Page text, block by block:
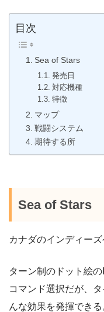
目次
Sea of Stars
発売日
対応機種
特徴
マップ
戦闘システム
期待する所
Sea of Stars
カナダのインディー
ターン制のドット絵の
コマンド選択だが、
んな効果を発揮できる